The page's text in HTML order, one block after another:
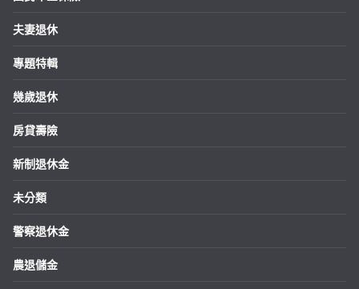
夫妻退休
專題特輯
幾歲退休
房貸壽險
新制退休金
未分類
警察退休金
農退儲金